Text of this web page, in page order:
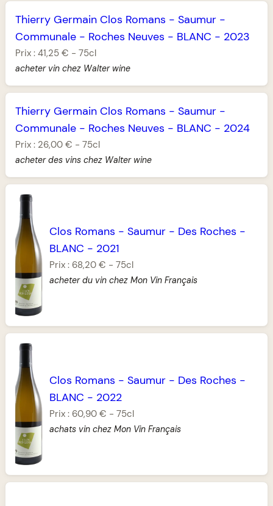
Thierry Germain Clos Romans - Saumur -
Communale - Roches Neuves - BLANC - 2023
Prix : 41,25 € - 75cl
acheter vin chez Walter wine
Thierry Germain Clos Romans - Saumur -
Communale - Roches Neuves - BLANC - 2024
Prix : 26,00 € - 75cl
acheter des vins chez Walter wine
Clos Romans -Saumur - Des Roches -
BLANC - 2021
Prix : 68,20 € -75cl
acheter du vin chez Mon Vin Français
Clos Romans -Saumur - Des Roches -
BLANC - 2022
Prix : 60,90 € -75cl
achats vin chez Mon Vin Français